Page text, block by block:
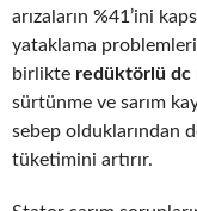
arızaların %41’ini
yataklama
birlikte redüktörlü dc
sürtünme ve sarım
sebep olduklarından
tüketimini artırır.